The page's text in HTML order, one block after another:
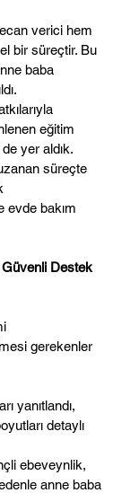
verici hem
bir süreçtir. Bu
baba
eğitim
yer aldık.
süreçte
evde bakım
Destek
gerekenler
yanıtlandı,
detaylı
ebeveynlik,
anne baba